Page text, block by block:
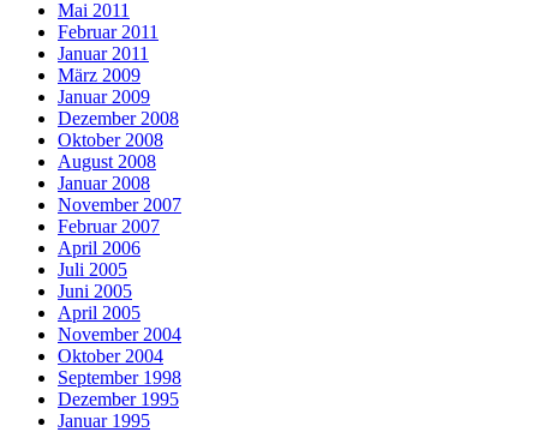
Mai 2011
Februar 2011
Januar 2011
März 2009
Januar 2009
Dezember 2008
Oktober 2008
August 2008
Januar 2008
November 2007
Februar 2007
April 2006
Juli 2005
Juni 2005
April 2005
November 2004
Oktober 2004
September 1998
Dezember 1995
Januar 1995